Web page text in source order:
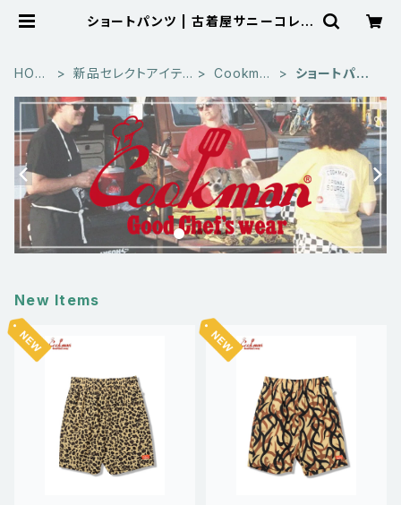
ショートパンツ | 古着屋サニーコレク
HOM
新品セレクトアイテ
Cookma
ショートパン
New Items